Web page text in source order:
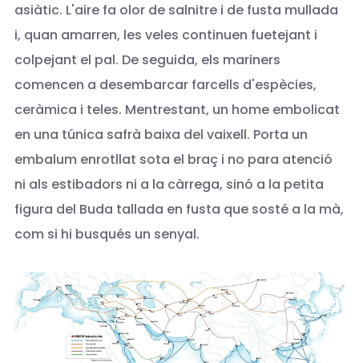
asiàtic. L'aire fa olor de salnitre i de fusta mullada
i, quan amarren, les veles continuen fuetejant i
colpejant el pal. De seguida, els mariners
comencen a desembarcar farcells d'espècies,
ceràmica i teles. Mentrestant, un home embolicat
en una túnica safrà baixa del vaixell. Porta un
embalum enrotllat sota el braç i no para atenció
ni als estibadors ni a la càrrega, sinó a la petita
figura del Buda tallada en fusta que sosté a la mà,
com si hi busqués un senyal.